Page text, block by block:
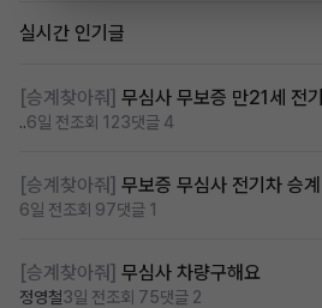
실시간 인기글
[승계찾아줘] 무심사 무보증 만21세 전
..6일 전조회 123댓글 4
[승계찾아줘] 무보증 무심사 전기차 승
6일 전조회 97댓글 1
[승계찾아줘] 무심사 차량구해요
정영철3일 전조회 75댓글 2